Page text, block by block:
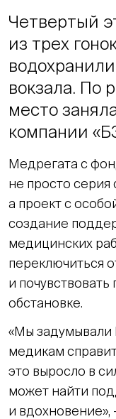
Четвертый
из трех
вокзала. По
место
компании
Медрегата с
не просто серия
а проект с
создание
медицинских
переключиться
и
обстановке.
«Мы задумывали
медикам
это выросло в
может найти
и вдохновение»,